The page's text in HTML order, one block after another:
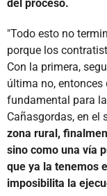
del proceso.
"Todo esto no
porque los
Con la primera,
última no,
fundamental para
Cañasgordas, en el
zona rural,
sino como una vía
que ya la tenemos
imposibilita la